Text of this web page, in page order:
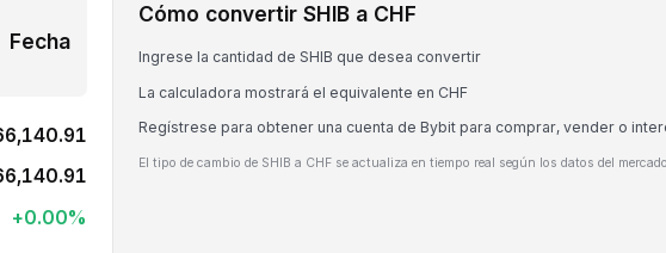
Fecha
+0.00%
Cómo convertir SHIB a CHF
Ingrese la cantidad de SHIB que desea convertir
La calculadora mostrará el equivalente en CHF
Regístrese para obtener una cuenta de Bybit para comprar, vender o
El tipo de cambio de SHIB a CHF se actualiza en tiempo real según los datos del